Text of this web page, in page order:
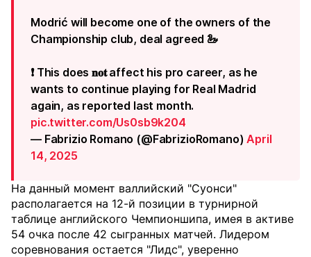
Modrić will become one of the owners of the
Championship club, deal agreed 🦢
❗️ This does 𝐧𝐨𝐭 affect his pro career, as he
wants to continue playing for Real Madrid
again, as reported last month.
pic.twitter.com/Us0sb9k204
— Fabrizio Romano (@FabrizioRomano)April
14, 2025
На данный момент валлийский "Суонси"
располагается на 12-й позиции в турнирной
таблице английского Чемпионшипа, имея в активе
54 очка после 42 сыгранных матчей. Лидером
соревнования остается "Лидс", уверенно